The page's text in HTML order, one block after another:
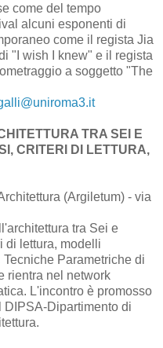
come del tempo
alcuni esponenti di
come il regista Jia
"I wish I knew" e il regista
a soggetto "The
TRA SEI E
CRITERI DI LETTURA,
(Argiletum) - via
tra Sei e
di lettura, modelli
Parametriche di
rientra nel network
L'incontro è promosso
DIPSA-Dipartimento di